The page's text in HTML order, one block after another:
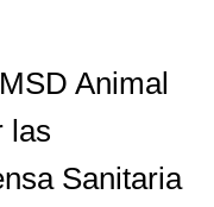
Animal
las
Sanitaria